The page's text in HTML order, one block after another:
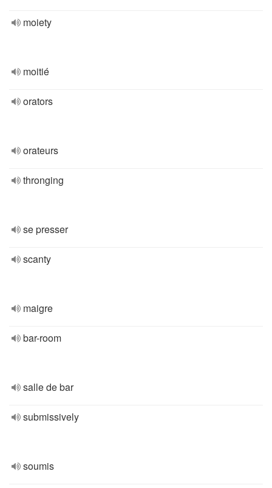
moiety
moitié
orators
orateurs
thronging
se presser
scanty
maigre
bar-room
salle de bar
submissively
soumis